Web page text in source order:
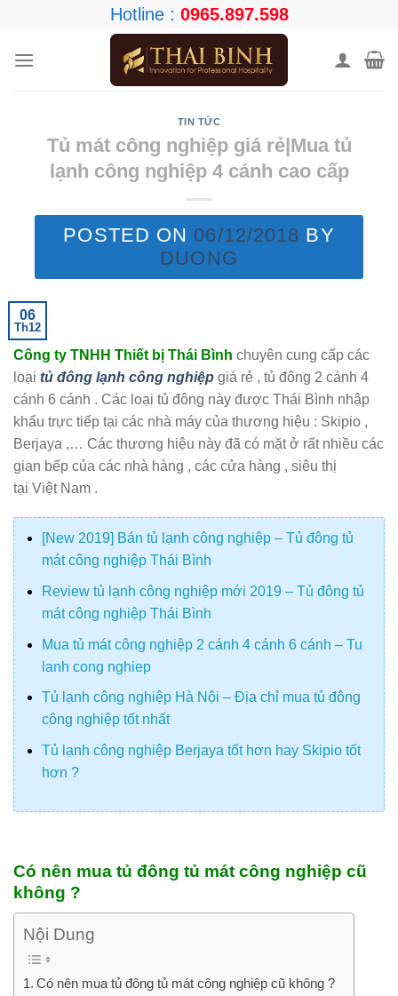
content
Hotline : 0965.897.598
TIN TỨC
Tủ mát công nghiệp giá rẻ|Mua tủ
lạnh công nghiệp 4 cánh cao cấp
POSTED ON 06/12/2018 BY
DUONG
06
Th12
Công ty TNHH Thiết bị Thái Bình chuyên cung cấp các
loại tủ đông lạnh công nghiệp giá rẻ , tủ đông 2 cánh 4
cánh 6 cánh . Các loại tủ đông này được Thái Bình nhập
khẩu trực tiếp tại các nhà máy của thương hiệu : Skipio ,
Berjaya ,… Các thương hiệu này đã có mặt ở rất nhiều các
gian bếp của các nhà hàng , các cửa hàng , siêu thị
tại Việt Nam .
[New 2019] Bán tủ lạnh công nghiệp – Tủ đông tủ
mát công nghiệp Thái Bình
Review tủ lạnh công nghiệp mới 2019 – Tủ đông tủ
mát công nghiệp Thái Bình
Mua tủ mát công nghiệp 2 cánh 4 cánh 6 cánh – Tu
lanh cong nghiep
Tủ lạnh công nghiệp Hà Nội – Địa chỉ mua tủ đông
công nghiệp tốt nhất
Tủ lạnh công nghiệp Berjaya tốt hơn hay Skipio tốt
hơn ?
Có nên mua tủ đông tủ mát công nghiệp cũ
không ?
Nội Dung
Có nên mua tủ đông tủ mát công nghiệp cũ không ?